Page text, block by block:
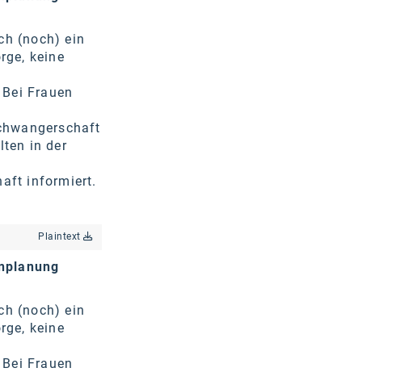
(noch) ein
keine
Frauen
in der
informiert.
Plaintext
(noch) ein
keine
Frauen